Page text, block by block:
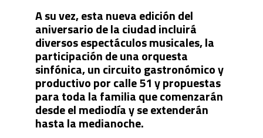
A su vez, esta nueva edición del
aniversario de la ciudad incluirá
diversos espectáculos musicales, la
participación de una orquesta
sinfónica, un circuito gastronómico y
productivo por calle 51 y propuestas
para toda la familia que comenzarán
desde el mediodía y se extenderán
hasta la medianoche.